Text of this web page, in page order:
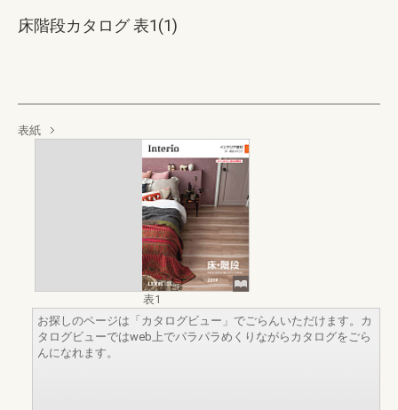
床階段カタログ 表1(1)
表紙
表1
お探しのページは「カタログビュー」でごらんいただけます。カ
タログビューではweb上でパラパラめくりながらカタログをごら
んになれます。